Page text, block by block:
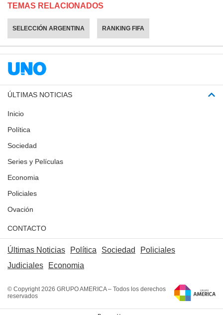
TEMAS RELACIONADOS
SELECCIÓN ARGENTINA RANKING FIFA
ÚLTIMAS NOTICIAS
Inicio
Política
Sociedad
Series y Películas
Economia
Policiales
Ovación
CONTACTO
Últimas Noticias Política Sociedad
Policiales
Judiciales
Economia
© Copyright 2026 GRUPO AMERICA – Todos los derechos
reservados